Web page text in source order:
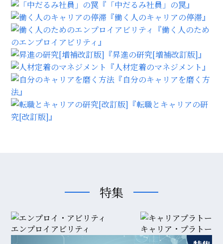
『「中だるみ社員」の罠』
『働く人のキャリアの停滞』
『働く人のため
のエンプロイアビリティ』
『昇進の研究[増補改訂版]』
『人材定着のマネジメント』
『自分のキャリアを磨く方
法』
『転職とキャリアの研
究[改訂版]』
特集
エンプロイアビリティ キャリア・プラトー